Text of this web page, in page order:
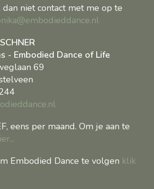
dan niet contact met me op te
- Embodied Dance of Life
69
eens per maand. Om je aan te
Embodied Dance te volgen klik